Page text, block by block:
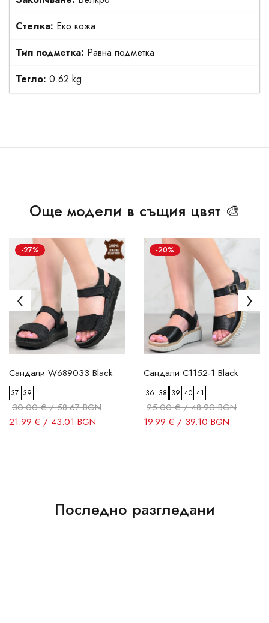
Стелка: Еко кожа
Тип подметка: Равна подметка
Тегло: 0.62 kg.
Още модели в същия цвят 🎨
-27%
Сандали W689033 Black
37 39
30.00 € / 58.67 BGN
21.99 € / 43.01 BGN
-20%
Сандали C1152-1 Black
36 38 39 40 41
25.00 € / 48.90 BGN
19.99 € / 39.10 BGN
Последно разгледани